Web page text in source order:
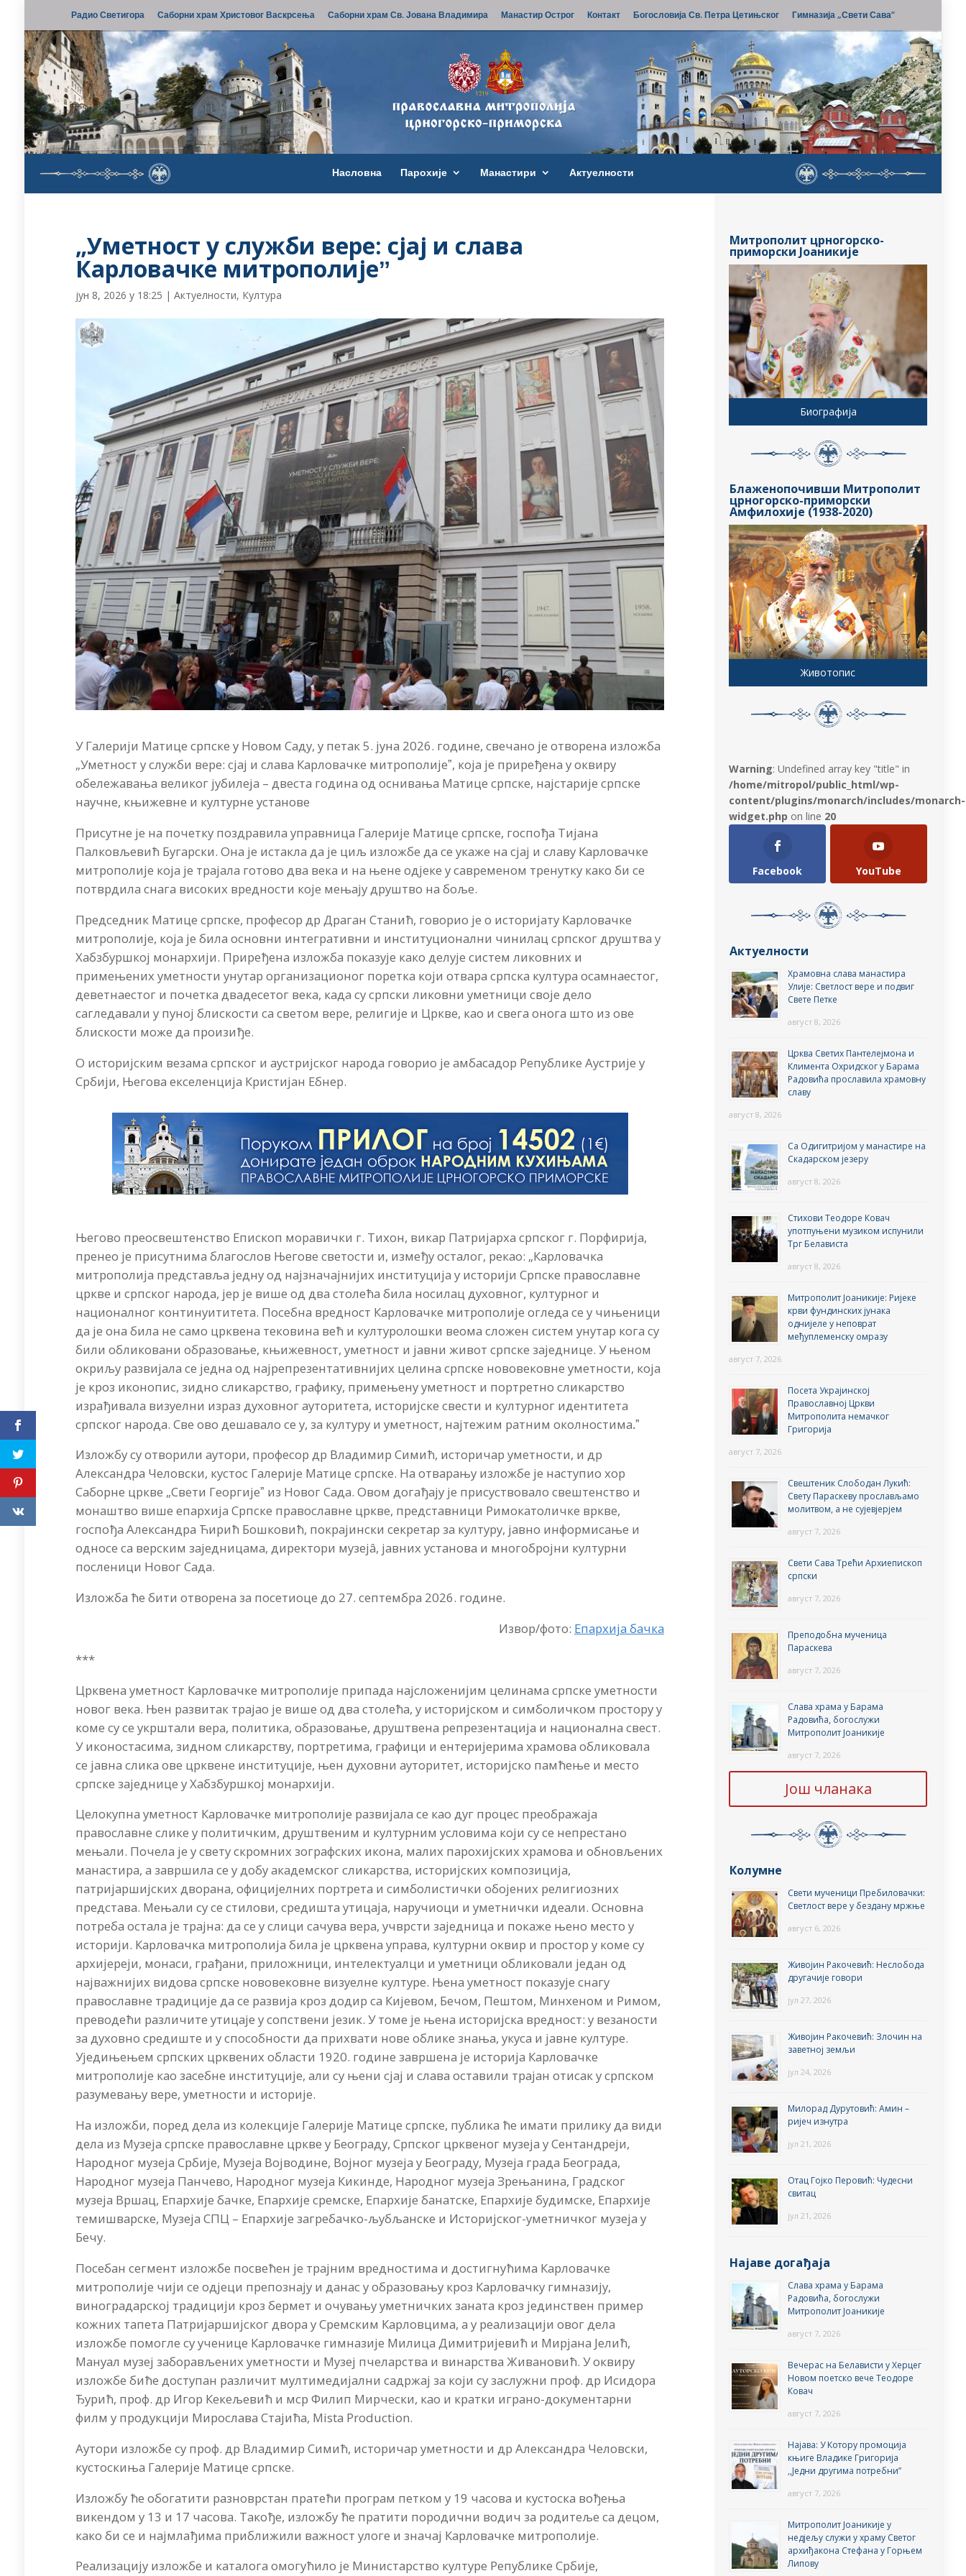
Радио Светигора Саборни храм Христовог Васкрсења Саборни храм Св. Јована Владимира Манастир Острог Контакт Богословија Св. Петра Цетињског Гимназија „Свети Сава“
Насловна Парохије Манастири Актуелности
„Уметност у служби вере: сјај и слава
Карловачке митрополијеˮ
јун 8, 2026 у 18:25 |Актуелности, Култура
У Галерији Матице српске у Новом Саду, у петак 5. јуна 2026. године, свечано је отворена изложба
„Уметност у служби вере: сјај и слава Карловачке митрополијеˮ, која је приређена у оквиру
обележавања великог јубилеја – двеста година од оснивања Матице српске, најстарије српске
научне, књижевне и културне установе
Присутне је на почетку поздравила управница Галерије Матице српске, госпођа Тијана
Палковљевић Бугарски. Она је истакла да је циљ изложбе да се укаже на сјај и славу Карловачке
митрополије која је трајала готово два века и на њене одјеке у савременом тренутку како би се
потврдила снага високих вредности које мењају друштво на боље.
Председник Матице српске, професор др Драган Станић, говорио је о историјату Карловачке
митрополије, која је била основни интегративни и институционални чинилац српског друштва у
Хабзбуршкој монархији. Приређена изложба показује како делује систем ликовних и
примењених уметности унутар организационог поретка који отвара српска култура осамнаестог,
деветнаестог и почетка двадесетог века, када су српски ликовни уметници своје дело
сагледавали у пуној блискости са светом вере, религије и Цркве, као и свега онога што из ове
блискости може да произиђе.
О историјским везама српског и аустријског народа говорио је амбасадор Републике Аустрије у
Србији, Његова екселенција Кристијан Ебнер.
Његово преосвештенство Епископ моравички г. Тихон, викар Патријарха српског г. Порфирија,
пренео је присутнима благослов Његове светости и, између осталог, рекао: „Карловачка
митрополија представља једну од најзначајнијих институција у историји Српске православне
цркве и српског народа, јер је више од два столећа била носилац духовног, културног и
националног континуититета. Посебна вредност Карловачке митрополије огледа се у чињеници
да је она била не само црквена тековина већ и културолошки веома сложен систем унутар кога су
били обликовани образовање, књижевност, уметност и јавни живот српске заједнице. У њеном
окриљу развијала се једна од најрепрезентативнијих целина српске нововековне уметности, која
је кроз иконопис, зидно сликарство, графику, примењену уметност и портретно сликарство
израђивала визуелни израз духовног ауторитета, историјске свести и културног идентитета
српског народа. Све ово дешавало се у, за културу и уметност, најтежим ратним околностима .ˮ
Изложбу су отворили аутори, професор др Владимир Симић, историчар уметности, и др
Александра Человски, кустос Галерије Матице српске. На отварању изложбе је наступио хор
Саборне цркве „Свети Георгијеˮ из Новог Сада. Овом догађају је присуствовало свештенство и
монаштво више епархија Српске православне цркве, представници Римокатоличке вркве,
госпођа Александра Ћирић Бошковић, покрајински секретар за културу, јавно информисање и
односе са верским заједницама, директори музејâ, јавних установа и многобројни културни
посленици Новог Сада.
Изложба ће бити отворена за посетиоце до 27. септембра 2026. године.
Извор/фото: Епархија бачка
***
Црквена уметност Карловачке митрополије припада најсложенијим целинама српске уметности
новог века. Њен развитак трајао је више од два столећа, у историјском и симболичком простору у
коме су се укрштали вера, политика, образовање, друштвена репрезентација и национална свест.
У иконостасима, зидном сликарству, портретима, графици и ентеријерима храмова обликовала
се јавна слика ове црквене институције, њен духовни ауторитет, историјско памћење и место
српске заједнице у Хабзбуршкој монархији.
Целокупна уметност Карловачке митрополије развијала се као дуг процес преображаја
православне слике у политичким, друштвеним и културним условима који су се непрестано
мењали. Почела је у свету скромних зографских икона, малих парохијских храмова и обновљених
манастира, а завршила се у добу академског сликарства, историјских композиција,
патријаршијских дворана, официјелних портрета и симболистички обојених религиозних
представа. Мењали су се стилови, средишта утицаја, наручиоци и уметнички идеали. Основна
потреба остала је трајна: да се у слици сачува вера, учврсти заједница и покаже њено место у
историји. Карловачка митрополија била је црквена управа, културни оквир и простор у коме су
архијереји, монаси, грађани, приложници, интелектуалци и уметници обликовали један од
најважнијих видова српске нововековне визуелне културе. Њена уметност показује снагу
православне традиције да се развија кроз додир са Кијевом, Бечом, Пештом, Минхеном и Римом,
преводећи различите утицаје у сопствени језик. У томе је њена историјска вредност: у везаности
за духовно средиште и у способности да прихвати нове облике знања, укуса и јавне културе.
Уједињењем српских црквених области 1920. године завршена је историја Карловачке
митрополије као засебне институције, али су њени сјај и слава оставили трајан отисак у српском
разумевању вере, уметности и историје.
На изложби, поред дела из колекције Галерије Матице српске, публика ће имати прилику да види
дела из Музеја српске православне цркве у Београду, Српског црквеног музеја у Сентандреји,
Народног музеја Србије, Музеја Војводине, Војног музеја у Београду, Музеја града Београда,
Народног музеја Панчево, Народног музеја Кикинде, Народног музеја Зрењанина, Градског
музеја Вршац, Епархије бачке, Епархије сремске, Епархије банатске, Епархије будимске, Епархије
темишварске, Музеја СПЦ – Епархије загребачко-љубљанске и Историјског-уметничког музеја у
Бечу.
Посебан сегмент изложбе посвећен је трајним вредностима и достигнућима Карловачке
митрополије чији се одјеци препознају и данас у образовању кроз Карловачку гимназију,
виноградарској традицији кроз бермет и очувању уметничких заната кроз јединствен пример
кожних тапета Патријаршијског двора у Сремским Карловцима, а у реализацији овог дела
изложбе помогле су ученице Карловачке гимназије Милица Димитријевић и Мирјана Јелић,
Мануал музеј заборављених уметности и Музеј пчеларства и винарства Живановић. У оквиру
изложбе биће доступан различит мултимедијални садржај за који су заслужни проф. др Исидора
Ђурић, проф. др Игор Кекељевић и мср Филип Мирчески, као и кратки играно-документарни
филм у продукцији Мирослава Стајића, Mista Production.
Аутори изложбе су проф. др Владимир Симић, историчар уметности и др Александра Человски,
кустоскиња Галерије Матице српске.
Изложбу ће обогатити разноврстан пратећи програм петком у 19 часова и кустоска вођења
викендом у 13 и 17 часова. Такође, изложбу ће пратити породични водич за родитеље са децом,
како би се и најмлађима приближили важност улоге и значај Карловачке митрополије.
Реализацију изложбе и каталога омогућило је Министарство културе Републике Србије,
Митрополит црногорско-
приморски Јоаникије
Биографија
Блаженопочивши Митрополит
црногорско-приморски
Амфилохије (1938-2020)
Животопис
Warning: Undefined array key "title" in
/home/mitropol/public_html/wp-
content/plugins/monarch/includes/monarch-
widget.php on line 20
Facebook YouTube
Актуелности
Храмовна слава манастира
Улије: Светлост вере и подвиг
Свете Петке
август 8, 2026
Црква Светих Пантелејмона и
Климента Охридског у Барама
Радовића прославила храмовну
славу
август 8, 2026
Са Одигитријом у манастире на
Скадарском језеру
август 8, 2026
Стихови Теодоре Ковач
употпуњени музиком испунили
Трг Белависта
август 8, 2026
Митрополит Јоаникије: Ријеке
крви фундинских јунака
однијеле у неповрат
међуплеменску омразу
август 7, 2026
Посета Украјинској
Православној Цркви
Митрополита немачког
Григорија
август 7, 2026
Свештеник Слободан Лукић:
Свету Параскеву прослављамо
молитвом, а не сујевјерјем
август 7, 2026
Свети Сава Трећи Архиепископ
српски
август 7, 2026
Преподобна мученица
Параскева
август 7, 2026
Слава храма у Барама
Радовића, богослужи
Митрополит Јоаникије
август 7, 2026
Још чланака
Колумне
Свети мученици Пребиловачки:
Светлост вере у бездану мржње
август 6, 2026
Живојин Ракочевић: Неслобода
другачије говори
јул 27, 2026
Живојин Ракочевић: Злочин на
заветној земљи
јул 24, 2026
Милорад Дурутовић: Амин –
ријеч изнутра
јул 21, 2026
Отац Гојко Перовић: Чудесни
свитац
јул 21, 2026
Најаве догађаја
Слава храма у Барама
Радовића, богослужи
Митрополит Јоаникије
август 7, 2026
Вечерас на Белависти у Херцег
Новом поетско вече Теодоре
Ковач
август 7, 2026
Најава: У Котору промоција
књиге Владике Григорија
,,Једни другима потребни”
август 7, 2026
Митрополит Јоаникије у
недјељу служи у храму Светог
архиђакона Стефана у Горњем
Липову